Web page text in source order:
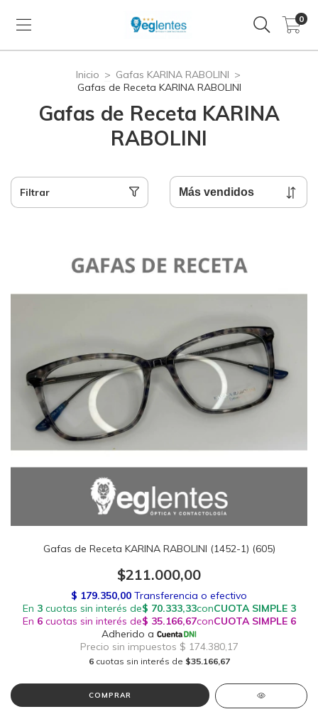
0
Inicio > Gafas KARINA RABOLINI >
Gafas de Receta KARINA RABOLINI
Gafas de Receta KARINA
RABOLINI
Filtrar
Gafas de Receta KARINA RABOLINI (1452-1) (605)
$211.000,00
6 cuotas sin interés de $35.166,67